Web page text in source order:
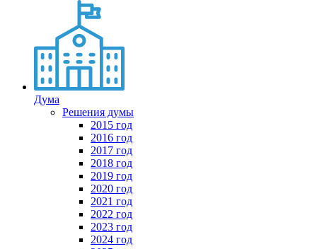
Дума
Решения думы
2015 год
2016 год
2017 год
2018 год
2019 год
2020 год
2021 год
2022 год
2023 год
2024 год